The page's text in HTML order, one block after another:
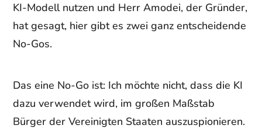
KI-Modell nutzen und Herr Amodei, der Gründer,
hat gesagt, hier gibt es zwei ganz entscheidende
No-Gos.
Das eine No-Go ist: Ich möchte nicht, dass die KI
dazu verwendet wird, im großen Maßstab
Bürger der Vereinigten Staaten auszuspionieren.